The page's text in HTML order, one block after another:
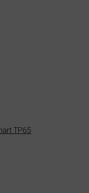
TP65